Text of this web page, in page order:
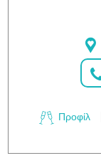
Προφίλ